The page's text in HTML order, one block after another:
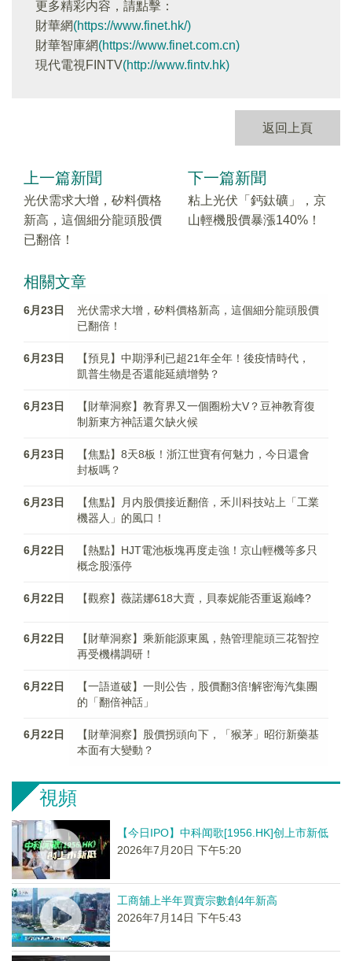
更多精彩内容，請點擊：
財華網(https://www.finet.hk/)
財華智庫網(https://www.finet.com.cn)
現代電視FINTV(http://www.fintv.hk)
返回上頁
上一篇新聞
光伏需求大增，矽料價格
新高，這個細分龍頭股價
已翻倍！
下一篇新聞
粘上光伏「鈣鈦礦」，京
山輕機股價暴漲140%！
相關文章
6月23日
光伏需求大增，矽料價格新高，這個細分龍頭股價
已翻倍！
6月23日
【預見】中期淨利已超21年全年！後疫情時代，
凱普生物是否還能延續增勢？
6月23日
【財華洞察】教育界又一個圈粉大V？豆神教育復
制新東方神話還欠缺火候
6月23日
【焦點】8天8板！浙江世寶有何魅力，今日還會
封板嗎？
6月23日
【焦點】月内股價接近翻倍，禾川科技站上「工業
機器人」的風口！
6月22日
【熱點】HJT電池板塊再度走強！京山輕機等多只
概念股漲停
6月22日 【觀察】薇諾娜618大賣，貝泰妮能否重返巅峰?
6月22日
【財華洞察】乘新能源東風，熱管理龍頭三花智控
再受機構調研！
6月22日
【一語道破】一則公告，股價翻3倍!解密海汽集團
的「翻倍神話」
6月22日
【財華洞察】股價拐頭向下，「猴茅」昭衍新藥基
本面有大變動？
視頻
【今日IPO】中科闻歌[1956.HK]创上市新低
2026年7月20日 下午5:20
工商舖上半年買賣宗數創4年新高
2026年7月14日 下午5:43